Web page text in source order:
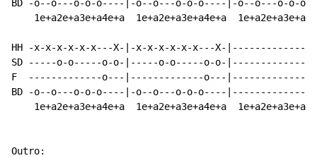
BD -o--o---o-o-o----|-o--o---o-o-o----|-o--o---o-o-
1e+a2e+a3e+a4e+a  1e+a2e+a3e+a4e+a
HH -x-x-x-x-x-x---X-|-x-x-x-x-x-x---X-
SD -----o-o-----o-o-|-----o-o-----o-o-
F  -------------o---|-------------o---
BD -o--o---o-o-o----|-o--o---o-o-o----
1e+a2e+a3e+a4e+a  1e+a2e+a3e+a4e+a
Outro: